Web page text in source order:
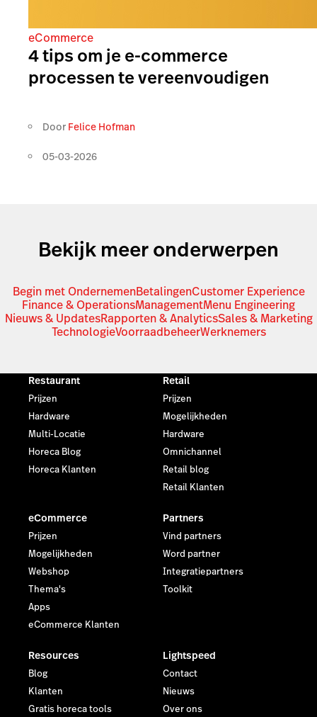
eCommerce
4 tips om je e-commerce
processen te vereenvoudigen
Door Felice Hofman
05-03-2026
Bekijk meer onderwerpen
Begin met OndernemenBetalingenCustomer Experience
Finance & OperationsManagementMenu Engineering
Nieuws & UpdatesRapporten & AnalyticsSales & Marketing
TechnologieVoorraadbeheerWerknemers
Restaurant
Prijzen
Hardware
Multi-Locatie
Horeca Blog
Horeca Klanten
Retail
Prijzen
Mogelijkheden
Hardware
Omnichannel
Retail blog
Retail Klanten
eCommerce
Prijzen
Mogelijkheden
Webshop
Thema's
Apps
eCommerce Klanten
Partners
Vind partners
Word partner
Integratiepartners
Toolkit
Resources
Blog
Klanten
Gratis horeca tools
Lightspeed
Contact
Nieuws
Over ons